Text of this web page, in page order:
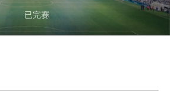
已完赛